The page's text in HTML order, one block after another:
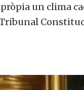
un clima